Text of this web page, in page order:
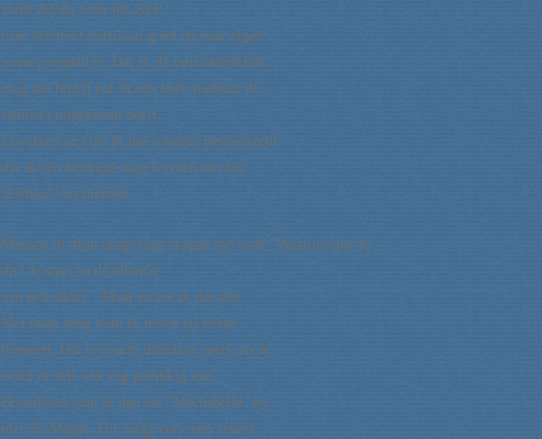
zodat hij/zij weet dat zijn/
haar afscheid muzikaal goed en naar eigen
wens geregeld is. Dat ik de muziekstukken
zing die hij/zij (of in een later stadium de
familie) uitgekozen heeft.
Los daarvan voel ik me sowieso bevoorrecht
dat ik een bijdrage mag leveren aan het
afscheid van mensen.
Mensen in mijn omgeving vragen me vaak "Waarom doe je
dit? Je stapt in de ellende
van een ander". Maar zo zie ik dat niet.
Met mijn zang kom ik troost en liefde
brengen. Dat is enorm dankbaar werk en ik
word er zelf ook erg gelukkig van.
Bovendien zing ik dan als "Machabelle" en
niet als Marga. Dit zorgt voor een zekere